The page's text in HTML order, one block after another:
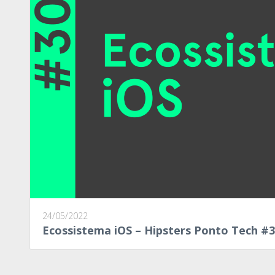
24/05/2022
Ecossistema iOS – Hipsters Ponto Tech